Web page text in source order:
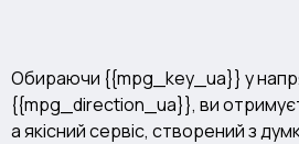
Обираючи {{mpg_key_ua}} у
{{mpg_direction_ua}}, ви
а якісний сервіс, створений з